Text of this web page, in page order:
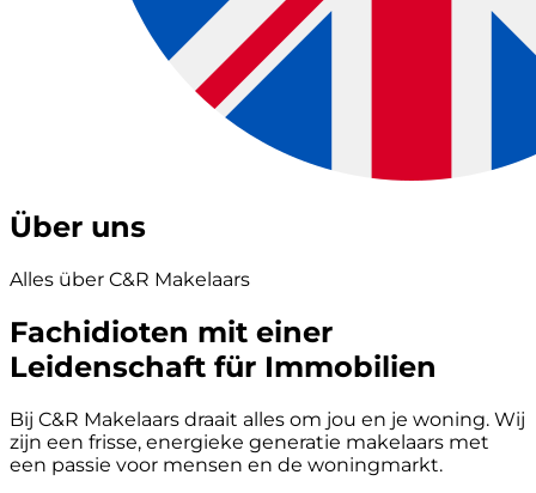
Über uns
Alles über C&R Makelaars
Fachidioten mit einer
Leidenschaft für Immobilien
Bij C&R Makelaars draait alles om jou en je woning. Wij
zijn een frisse, energieke generatie makelaars met
een passie voor mensen en de woningmarkt.